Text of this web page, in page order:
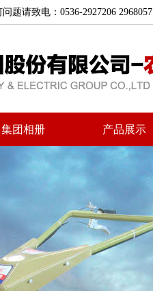
题请致电：0536-2927206 2968057
集团相册 产品展示